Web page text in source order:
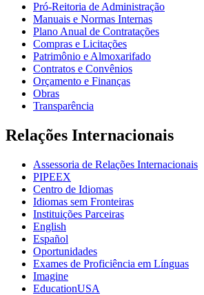
Pró-Reitoria de Administração
Manuais e Normas Internas
Plano Anual de Contratações
Compras e Licitações
Patrimônio e Almoxarifado
Contratos e Convênios
Orçamento e Finanças
Obras
Transparência
Relações Internacionais
Assessoria de Relações Internacionais
PIPEEX
Centro de Idiomas
Idiomas sem Fronteiras
Instituições Parceiras
English
Español
Oportunidades
Exames de Proficiência em Línguas
Imagine
EducationUSA